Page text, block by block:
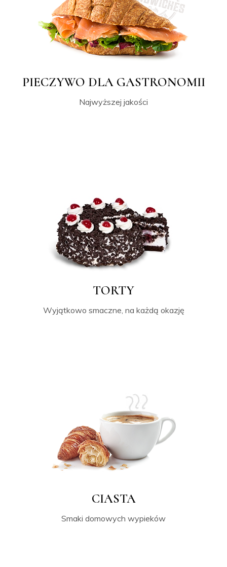
PIECZYWO DLA GASTRONOMII
Najwyższej jakości
TORTY
Wyjątkowo smaczne, na każdą okazję
CIASTA
Smaki domowych wypieków